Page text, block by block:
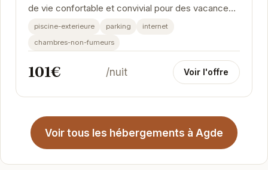
de vie confortable et convivial pour des vacances
réussies. La climatisation vous assure un séjour...
piscine-exterieure parking
internet
chambres-non-fumeurs
101€ /nuit Voir l'offre
Voir tous les hébergements à Agde